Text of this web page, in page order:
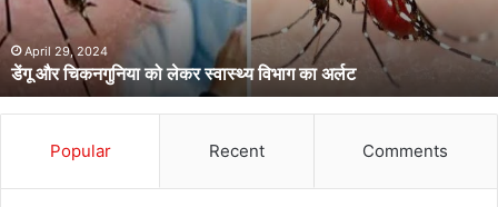
का
अर्लटApril 29, 2024
डेंगू और चिकनगुनिया को लेकर स्वास्थ्य विभाग का अर्लट
Popular Recent Comments